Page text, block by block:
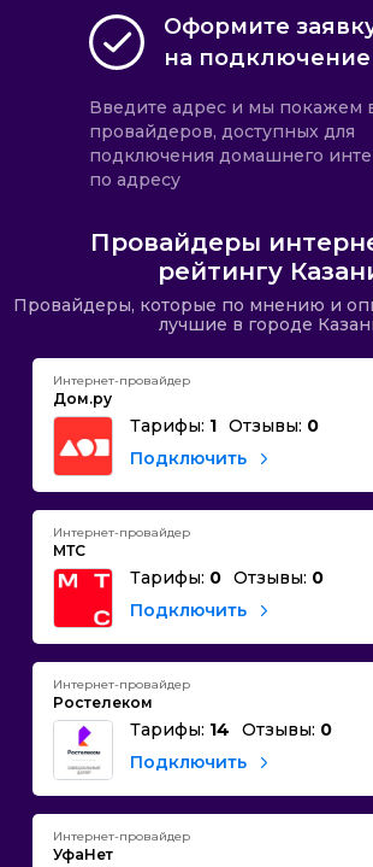
Оформите
на подключение
Введите адрес и мы покажем
провайдеров, доступных для
подключения домашнего
по адресу
Провайдеры
рейтингу
Провайдеры, которые по мнению и
лучшие в городе
Интернет-провайдер
Дом.ру
Тарифы: 1 Отзывы: 0
Подключить
Интернет-провайдер
МТС
Тарифы: 0 Отзывы: 0
Подключить
Интернет-провайдер
Ростелеком
Тарифы: 14 Отзывы: 0
Подключить
Интернет-провайдер
УфаНет